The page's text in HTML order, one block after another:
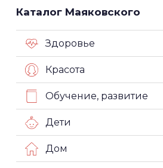
Каталог Маяковского
Здоровье
Красота
Обучение, развитие
Дети
Дом